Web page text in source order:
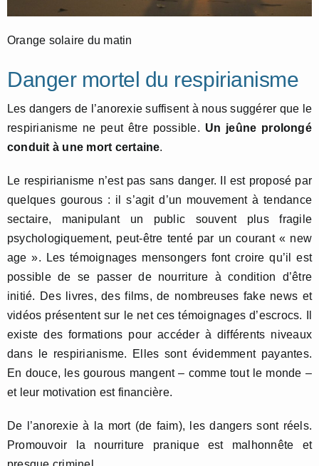
Orange solaire du matin
Danger mortel du respirianisme
Les dangers de l’anorexie suffisent à nous suggérer que le
respirianisme ne peut être possible. Un jeûne prolongé
conduit à une mort certaine.
Le respirianisme n’est pas sans danger. Il est proposé par
quelques gourous : il s’agit d’un mouvement à tendance
sectaire, manipulant un public souvent plus fragile
psychologiquement, peut-être tenté par un courant « new
age ». Les témoignages mensongers font croire qu’il est
possible de se passer de nourriture à condition d’être
initié. Des livres, des films, de nombreuses fake news et
vidéos présentent sur le net ces témoignages d’escrocs. Il
existe des formations pour accéder à différents niveaux
dans le respirianisme. Elles sont évidemment payantes.
En douce, les gourous mangent – comme tout le monde –
et leur motivation est financière.
De l’anorexie à la mort (de faim), les dangers sont réels.
Promouvoir la nourriture pranique est malhonnête et